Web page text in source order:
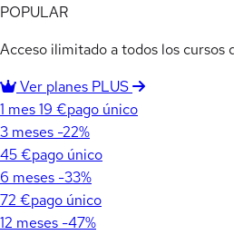
POPULAR
Acceso ilimitado a todos los cursos
Ver planes PLUS
1 mes19 €pago único
3 meses -22%
45 €pago único
6 meses -33%
72 €pago único
12 meses -47%